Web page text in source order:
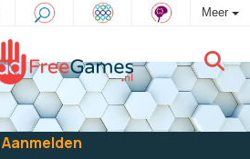
Meer
Log in
om te spelen
Aanmelden